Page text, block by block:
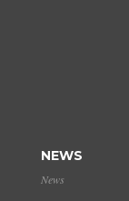
NEWS
News